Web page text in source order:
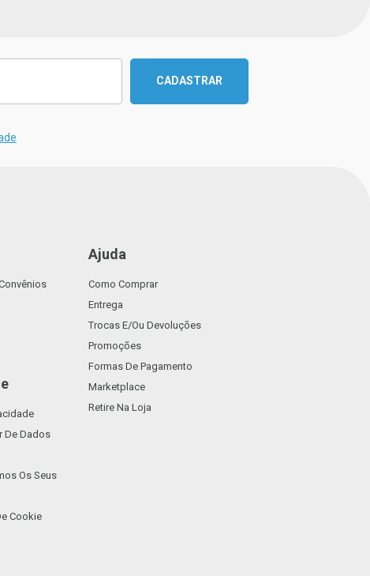
CADASTRAR
De Dados
Os Seus
Cookie
Ajuda
Como Comprar
Entrega
Trocas E/ou Devoluções
Promoções
Formas De Pagamento
Marketplace
Retire Na Loja